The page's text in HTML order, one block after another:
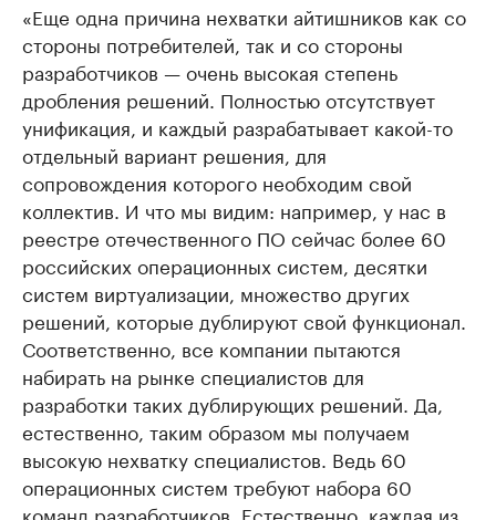
«Еще одна причина нехватки айтишников как со
стороны потребителей, так и со стороны
разработчиков — очень высокая степень
дробления решений. Полностью отсутствует
унификация, и каждый разрабатывает какой-то
отдельный вариант решения, для
сопровождения которого необходим свой
коллектив. И что мы видим: например, у нас в
реестре отечественного ПО сейчас более 60
российских операционных систем, десятки
систем виртуализации, множество других
решений, которые дублируют свой функционал.
Соответственно, все компании пытаются
набирать на рынке специалистов для
разработки таких дублирующих решений. Да,
естественно, таким образом мы получаем
высокую нехватку специалистов. Ведь 60
операционных систем требуют набора 60
команд разработчиков. Естественно, каждая из